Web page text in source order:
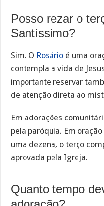
Posso rezar o
Santíssimo?
Sim. O Rosário é uma
contempla a vida de
importante reservar
de atenção direta ao
Em adorações
pela paróquia. Em
uma dezena, o terço
aprovada pela Igreja.
Quanto tempo